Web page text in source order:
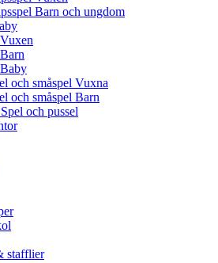
Barn och ungdom
och småspel Vuxna
och småspel Barn
och pussel
stafflier